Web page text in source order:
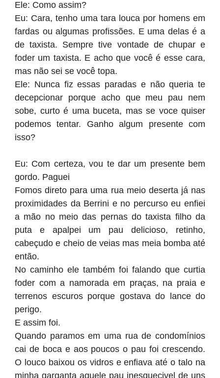
Ele: Como assim?
Eu: Cara, tenho uma tara louca por homens em
fardas ou algumas profissões. E uma delas é a
de taxista. Sempre tive vontade de chupar e
foder um taxista. E acho que você é esse cara,
mas não sei se você topa.
Ele: Nunca fiz essas paradas e não queria te
decepcionar porque acho que meu pau nem
sobe, curto é uma buceta, mas se voce quiser
podemos tentar. Ganho algum presente com
isso?
Eu: Com certeza, vou te dar um presente bem
gordo. Paguei
Fomos direto para uma rua meio deserta já nas
proximidades da Berrini e no percurso eu enfiei
a mão no meio das pernas do taxista filho da
puta e apalpei um pau delicioso, retinho,
cabeçudo e cheio de veias mas meia bomba até
então.
No caminho ele também foi falando que curtia
foder com a namorada em praças, na praia e
terrenos escuros porque gostava do lance do
perigo.
E assim foi.
Quando paramos em uma rua de condomínios
cai de boca e aos poucos o pau foi crescendo.
O louco baixou os vidros e enfiava até o talo na
minha garganta aquele pau inesquecivel de uns